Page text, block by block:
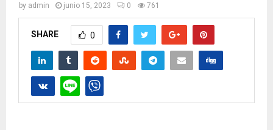
by admin junio 15, 2023 0 761
SHARE 0